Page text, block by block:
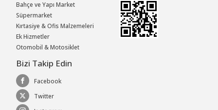
Bahçe ve Yapı Market
Süpermarket
Kırtasiye & Ofis Malzemeleri
Ek Hizmetler
Otomobil & Motosiklet
Bizi Takip Edin
Facebook
Twitter